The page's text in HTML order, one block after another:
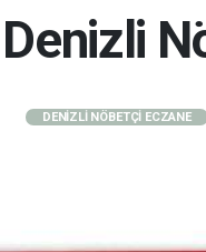
Denizli
DENİZLİ NÖBETÇİ ECZANE